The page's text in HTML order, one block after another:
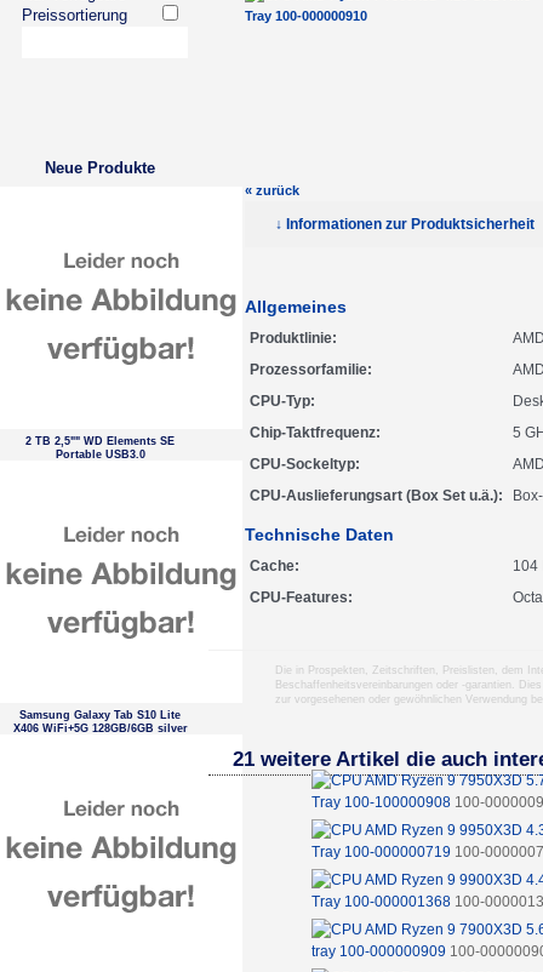
Preissortierung
Neue Produkte
2 TB 2,5"" WD Elements SE
Portable USB3.0
Samsung Galaxy Tab S10 Lite
X406 WiFi+5G 128GB/6GB silver
« zurück
↓ Informationen zur Produktsicherheit
Allgemeines
Produktlinie
Prozessorfamilie
CPU-Typ
Chip-Taktfrequenz
5
CPU-Sockeltyp
CPU-Auslieferungsart (Box Set u.ä.)
Technische Daten
Cache
104
CPU-Features
Die in Prospekten, Zeitschriften, Preislisten, dem
Beschaffenheitsvereinbarungen oder -garantien.
zur vorgesehenen oder gewöhnlichen Verwendung
21 weitere Artikel die auch
Tray 100-100000908 100-
Tray 100-000000719 100-
Tray 100-000001368 100-
tray 100-000000909 100-